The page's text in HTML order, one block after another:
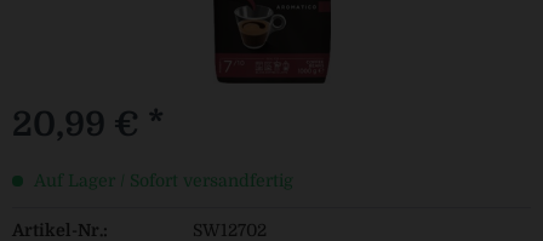
20,99 € *
Auf Lager / Sofort versandfertig
Artikel-Nr.:
SW12702